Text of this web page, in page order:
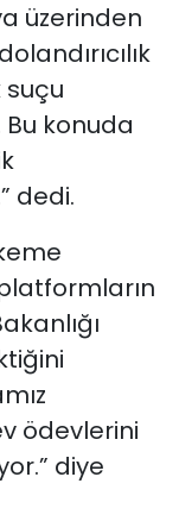
üzerinden
konuda
dedi.
ödevlerini
diye